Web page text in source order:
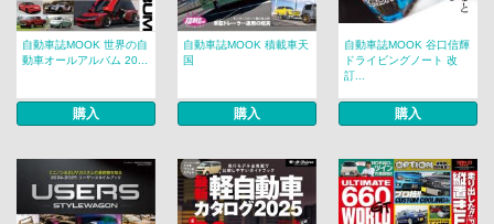
自動車誌MOOK 世界の自
動車オールアルバム 20...
購入
自動車誌MOOK 積載車天
国
購入
自動車誌MOOK 谷口信輝
ドライビングノート 改
訂...
購入